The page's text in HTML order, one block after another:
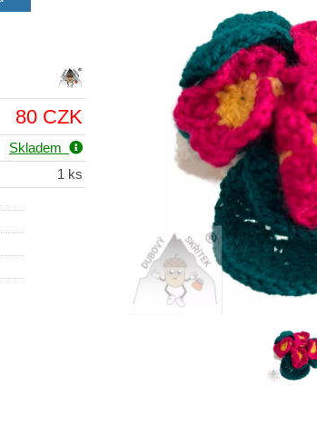
80 CZK
Skladem
1 ks